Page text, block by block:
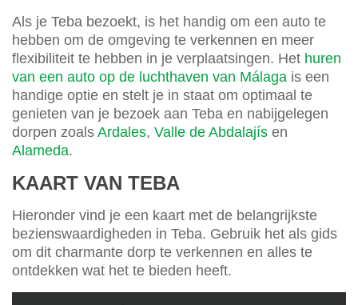
Als je Teba bezoekt, is het handig om een auto te
hebben om de omgeving te verkennen en meer
flexibiliteit te hebben in je verplaatsingen. Het huren
van een auto op de luchthaven van Málaga is een
handige optie en stelt je in staat om optimaal te
genieten van je bezoek aan Teba en nabijgelegen
dorpen zoals Ardales, Valle de Abdalajís en
Alameda.
KAART VAN TEBA
Hieronder vind je een kaart met de belangrijkste
bezienswaardigheden in Teba. Gebruik het als gids
om dit charmante dorp te verkennen en alles te
ontdekken wat het te bieden heeft.